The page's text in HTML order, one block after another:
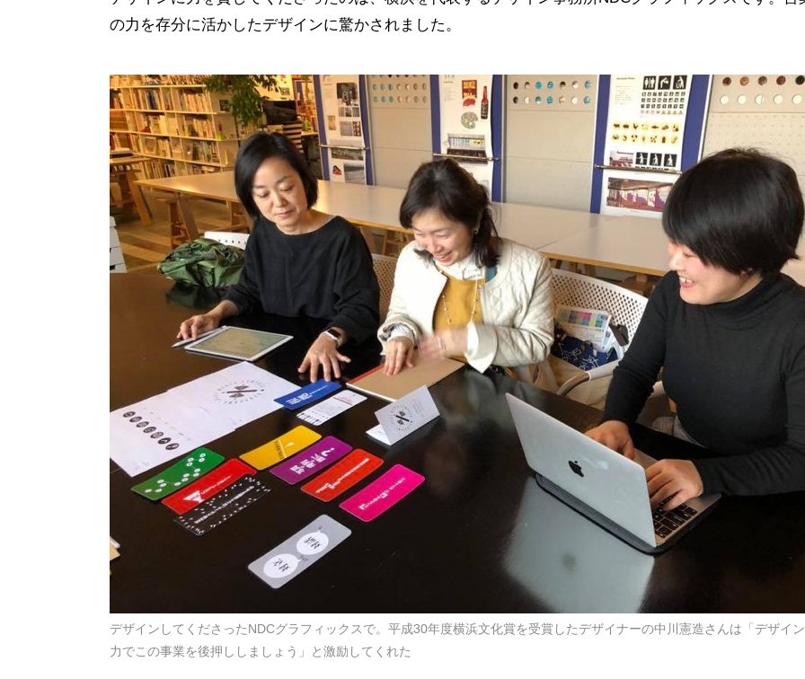
の力を存分に活かしたデザインに驚かされました。
デザインしてくださったNDCグラフィックスで。平成30年度横浜文化賞を受賞したデザイナーの中川憲造さんは「デザイ
力でこの事業を後押ししましょう」と激励してくれた